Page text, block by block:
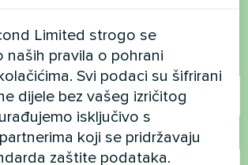
Limited strogo se
naših pravila o pohrani
Svi podaci su šifrirani
dijele bez vašeg izričitog
isključivo s
koji se pridržavaju
zaštite podataka.